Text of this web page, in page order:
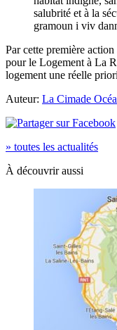
salubrité et à la
gramoun i viv
Par cette première
pour le Logement à La
logement une réelle
Auteur: La Cimade
» toutes les actualités
À découvrir aussi